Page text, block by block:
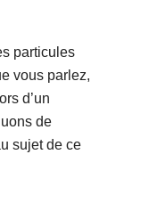
particules
vous parlez,
d’un
de
sujet de ce